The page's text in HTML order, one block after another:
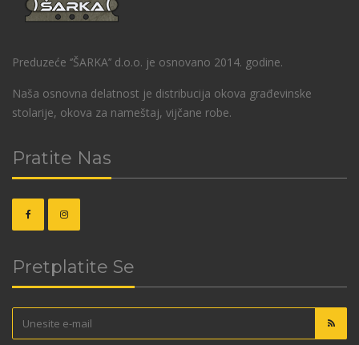
Preduzeće ‘’ŠARKA’’ d.o.o. je osnovano 2014. godine.
Naša osnovna delatnost je distribucija okova građevinske
stolarije, okova za nameštaj, vijčane robe.
Pratite Nas
Pretplatite Se